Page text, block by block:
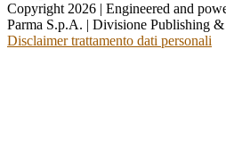
Copyright 2026 | Engineered and
Parma S.p.A. | Divisione Publishing
Disclaimer trattamento dati personali